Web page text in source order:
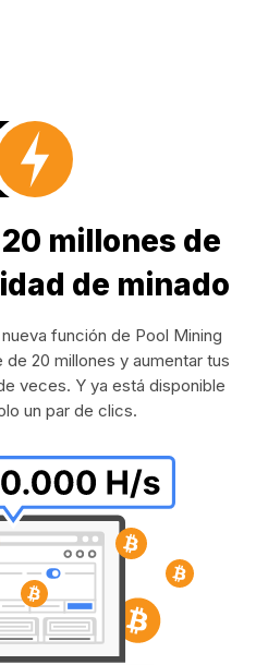
millones de
de minado
función de Pool Mining
20 millones y aumentar tus
veces. Y ya está disponible
un par de clics.